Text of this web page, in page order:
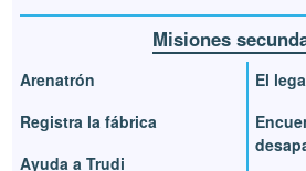
Misiones
Arenatrón
Registra la fábrica
Ayuda a Trudi
El